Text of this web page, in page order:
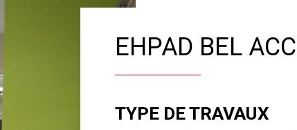
EHPAD BEL
TYPE DE TRAVAUX